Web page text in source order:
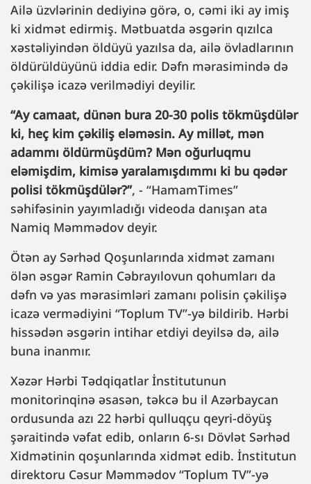
Ailə üzvlərinin dediyinə görə, o, cəmi iki ay imiş
ki xidmət edirmiş. Mətbuatda əsgərin qızılca
xəstəliyindən öldüyü yazılsa da, ailə övladlarının
öldürüldüyünü iddia edir. Dəfn mərasimində də
çəkilişə icazə verilmədiyi deyilir.
“Ay camaat, dünən bura 20-30 polis tökmüşdülər
ki, heç kim çəkiliş eləməsin. Ay millət, mən
adammı öldürmüşdüm? Mən oğurluqmu
eləmişdim, kimisə yaralamışdımmı ki bu qədər
polisi tökmüşdülər?”, - “HamamTimes”
səhifəsinin yayımladığı videoda danışan ata
Namiq Məmmədov deyir.
Ötən ay Sərhəd Qoşunlarında xidmət zamanı
ölən əsgər Ramin Cəbrayılovun qohumları da
dəfn və yas mərasimləri zamanı polisin çəkilişə
icazə vermədiyini “Toplum TV”-yə bildirib. Hərbi
hissədən əsgərin intihar etdiyi deyilsə də, ailə
buna inanmır.
Xəzər Hərbi Tədqiqatlar İnstitutunun
monitorinqinə əsasən, təkcə bu il Azərbaycan
ordusunda azı 22 hərbi qulluqçu qeyri-döyüş
şəraitində vəfat edib, onların 6-sı Dövlət Sərhəd
Xidmətinin qoşunlarında xidmət edib. İnstitutun
direktoru Cəsur Məmmədov “Toplum TV”-yə